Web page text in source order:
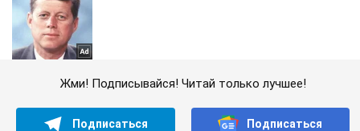
Жми! Подписывайся! Читай только лучшее!
Подписаться Подписаться